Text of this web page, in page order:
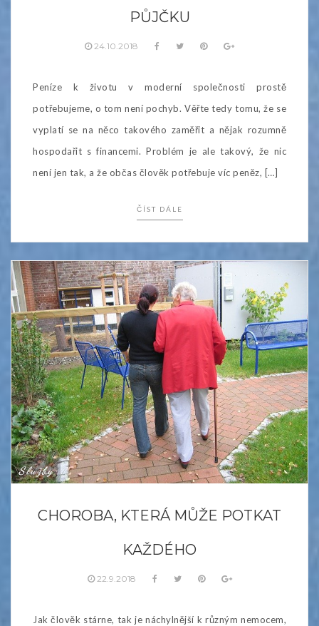
PŮJČKU
24.10.2018
Peníze k životu v moderní společnosti prostě
potřebujeme, o tom není pochyb. Věřte tedy tomu, že se
vyplatí se na něco takového zaměřit a nějak rozumně
hospodařit s financemi. Problém je ale takový, že nic
není jen tak, a že občas člověk potřebuje víc peněz, […]
ČÍST DÁLE
Služby
CHOROBA, KTERÁ MŮŽE POTKAT
KAŽDÉHO
22.9.2018
Jak člověk stárne, tak je náchylnější k různým nemocem,